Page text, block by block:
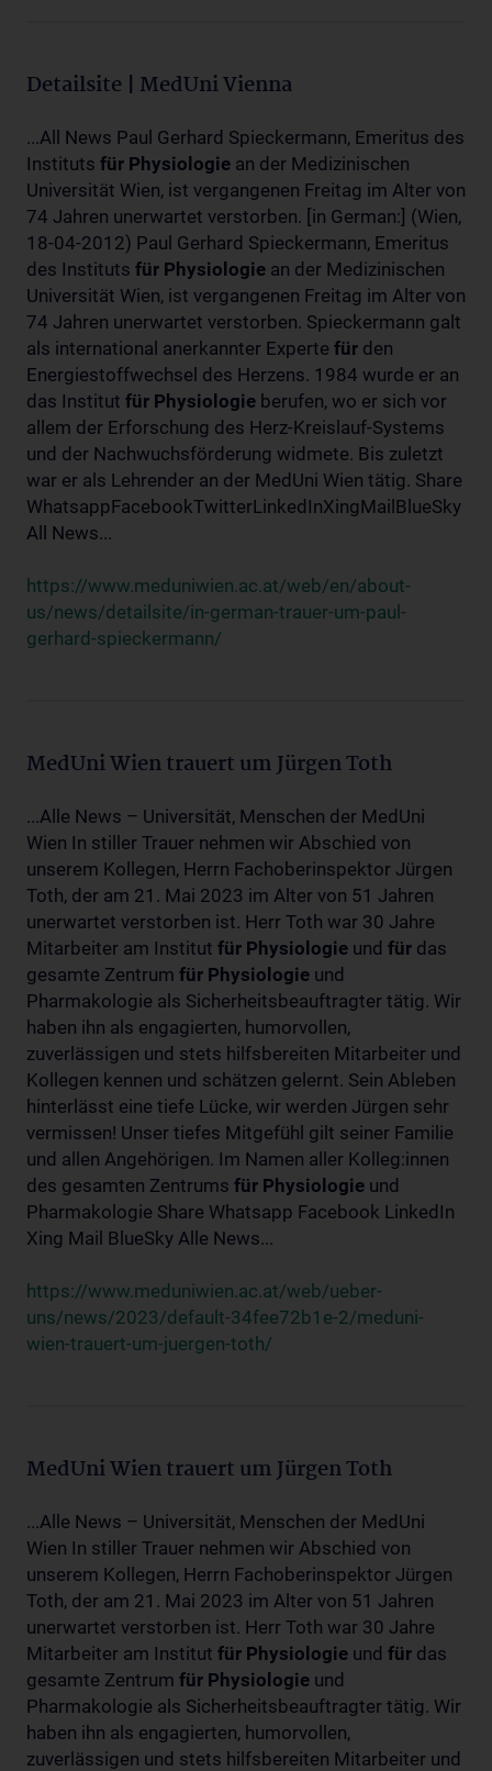
Detailsite | MedUni Vienna
...All News Paul Gerhard Spieckermann, Emeritus des
Instituts für Physiologie an der Medizinischen
Universität Wien, ist vergangenen Freitag im Alter von
74 Jahren unerwartet verstorben. [in German:] (Wien,
18-04-2012) Paul Gerhard Spieckermann, Emeritus
des Instituts für Physiologie an der Medizinischen
Universität Wien, ist vergangenen Freitag im Alter von
74 Jahren unerwartet verstorben. Spieckermann galt
als international anerkannter Experte für den
Energiestoffwechsel des Herzens. 1984 wurde er an
das Institut für Physiologie berufen, wo er sich vor
allem der Erforschung des Herz-Kreislauf-Systems
und der Nachwuchsförderung widmete. Bis zuletzt
war er als Lehrender an der MedUni Wien tätig. Share
WhatsappFacebookTwitterLinkedInXingMailBlueSky
All News...
https://www.meduniwien.ac.at/web/en/about-
us/news/detailsite/in-german-trauer-um-paul-
gerhard-spieckermann/
MedUni Wien trauert um Jürgen Toth
...Alle News – Universität, Menschen der MedUni
Wien In stiller Trauer nehmen wir Abschied von
unserem Kollegen, Herrn Fachoberinspektor Jürgen
Toth, der am 21. Mai 2023 im Alter von 51 Jahren
unerwartet verstorben ist. Herr Toth war 30 Jahre
Mitarbeiter am Institut für Physiologie und für das
gesamte Zentrum für Physiologie und
Pharmakologie als Sicherheitsbeauftragter tätig. Wir
haben ihn als engagierten, humorvollen,
zuverlässigen und stets hilfsbereiten Mitarbeiter und
Kollegen kennen und schätzen gelernt. Sein Ableben
hinterlässt eine tiefe Lücke, wir werden Jürgen sehr
vermissen! Unser tiefes Mitgefühl gilt seiner Familie
und allen Angehörigen. Im Namen aller Kolleg:innen
des gesamten Zentrums für Physiologie und
Pharmakologie Share Whatsapp Facebook LinkedIn
Xing Mail BlueSky Alle News...
https://www.meduniwien.ac.at/web/ueber-
uns/news/2023/default-34fee72b1e-2/meduni-
wien-trauert-um-juergen-toth/
MedUni Wien trauert um Jürgen Toth
...Alle News – Universität, Menschen der MedUni
Wien In stiller Trauer nehmen wir Abschied von
unserem Kollegen, Herrn Fachoberinspektor Jürgen
Toth, der am 21. Mai 2023 im Alter von 51 Jahren
unerwartet verstorben ist. Herr Toth war 30 Jahre
Mitarbeiter am Institut für Physiologie und für das
gesamte Zentrum für Physiologie und
Pharmakologie als Sicherheitsbeauftragter tätig. Wir
haben ihn als engagierten, humorvollen,
zuverlässigen und stets hilfsbereiten Mitarbeiter und